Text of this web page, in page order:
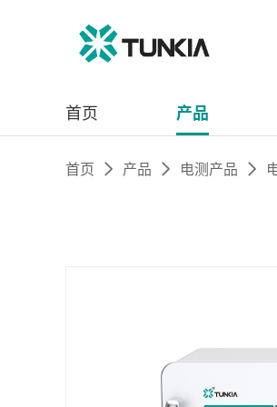
首页 产品
首页 产品 电测产品